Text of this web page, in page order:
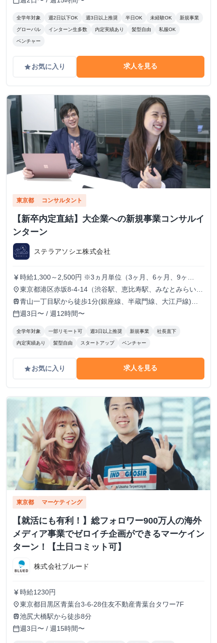
全学年対象 週2日以下OK 週3日以上推奨 半日OK 未経験OK 新規事業
グローバル インターン生多数 内定実績あり 髪型自由 私服OK
ベンチャー
gradeお気に入り 求人を見る
東京都 コンサルタント
【新卒内定直結】大企業への新規事業コンサルイ
ンターン
ステラアソシエ株式会社
currency_yen 時給1,300～2,500円 ※3ヵ月単位（3ヶ月、6ヶ月、9ヶ
月・・）で勤務期間経過ごとに自動的に時給100円アップし
ます。記載はスタート時給であり、最高時給は2,500円が実
績としてあります（自動昇給だけではなく仕事で成果を出し
たことへの評価昇給含む）。
place東京都港区赤坂8-4-14（渋谷駅、恵比寿駅、みなとみらい駅
のサテライトオフィスになる場合もあります。みなとみらい
は神奈川住まいの方のみ）リモートと出社半々の割合です
train青山一丁目駅から徒歩1分(銀座線、半蔵門線、大江戸線)、
もしくは渋谷駅から徒歩5分
calendar_today週3日〜 / 週12時間〜
全学年対象 一部リモート可 週3日以上推奨 新規事業 社長直下
内定実績あり 髪型自由 スタートアップ ベンチャー
gradeお気に入り 求人を見る
東京都 マーケティング
【就活にも有利！】総フォロワー900万人の海外
メディア事業でゼロイチ企画ができるマーケイン
ターン！【土日コミット可】
株式会社ブルード
currency_yen 時給1230円
place東京都目黒区青葉台3-6-28住友不動産青葉台タワー7F
train池尻大橋駅から徒歩8分
calendar_today週3日〜 / 週15時間〜